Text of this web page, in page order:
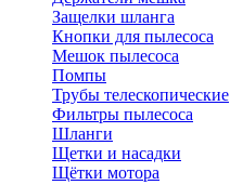
Защелки шланга
Кнопки для пылесоса
Мешок пылесоса
Помпы
Трубы телескопические
Фильтры пылесоса
Шланги
Щетки и насадки
Щётки мотора